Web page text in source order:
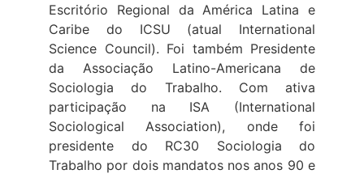
Escritório Regional da América Latina e
Caribe do ICSU (atual International
Science Council). Foi também Presidente
da Associação Latino-Americana de
Sociologia do Trabalho. Com ativa
participação na ISA (International
Sociological Association), onde foi
presidente do RC30 Sociologia do
Trabalho por dois mandatos nos anos 90 e